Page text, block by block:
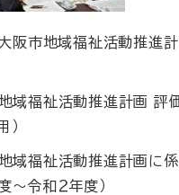
阪市地域福祉活動推進計
域福祉活動推進計画 評
）
域福祉活動推進計画に
～令和２年度）